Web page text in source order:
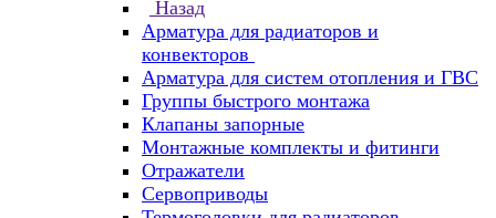
Назад
Арматура для радиаторов и
конвекторов
Арматура для систем отопления и ГВС
Группы быстрого монтажа
Клапаны запорные
Монтажные комплекты и фитинги
Отражатели
Сервоприводы